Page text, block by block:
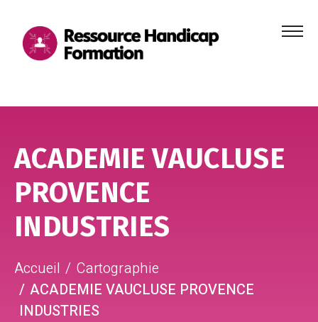
Menu
ACADEMIE VAUCLUSE
PROVENCE
INDUSTRIES
Accueil
Cartographie
ACADEMIE VAUCLUSE PROVENCE
INDUSTRIES